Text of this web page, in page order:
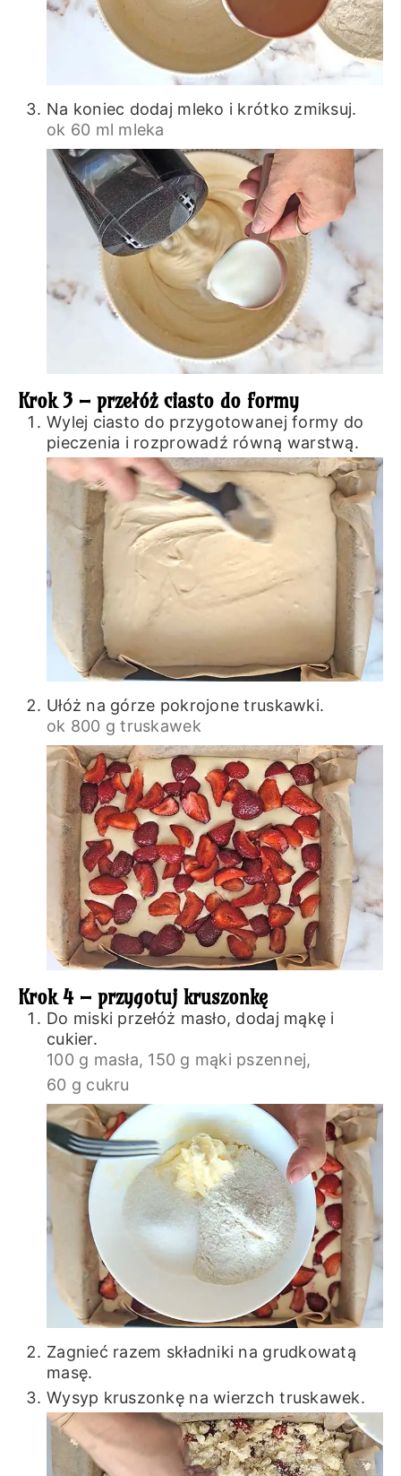
Na koniec dodaj mleko i krótko zmiksuj.
ok 60 ml mleka
Krok 3 – przełóż ciasto do formy
Wylej ciasto do przygotowanej formy do
pieczenia i rozprowadź równą warstwą.
Ułóż na górze pokrojone truskawki.
ok 800 g truskawek
Krok 4 – przygotuj kruszonkę
Do miski przełóż masło, dodaj mąkę i
cukier.
100 g masła, 150 g mąki pszennej,
60 g cukru
Zagnieć razem składniki na grudkowatą
masę.
Wysyp kruszonkę na wierzch truskawek.